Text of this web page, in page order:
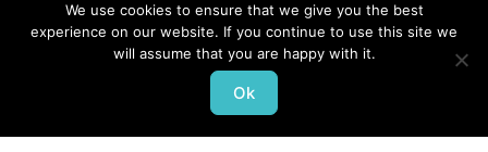
© 2026 - Pädagogik-Plus
Datenschutz
Impressum
We use cookies to ensure that we give you the best
experience on our website. If you continue to use this site we
will assume that you are happy with it.
Ok